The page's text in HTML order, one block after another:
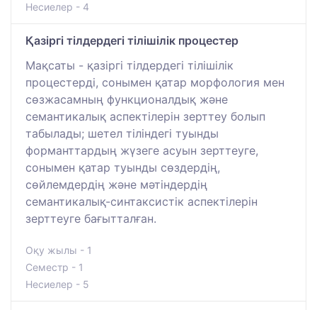
Несиелер - 4
Қазіргі тілдердегі тілішілік процестер
Мақсаты - қазіргі тілдердегі тілішілік
процестерді, сонымен қатар морфология мен
сөзжасамның функционалдық және
семантикалық аспектілерін зерттеу болып
табылады; шетел тіліндегі туынды
форманттардың жүзеге асуын зерттеуге,
сонымен қатар туынды сөздердің,
сөйлемдердің және мәтіндердің
семантикалық-синтаксистік аспектілерін
зерттеуге бағытталған.
Оқу жылы - 1
Семестр - 1
Несиелер - 5